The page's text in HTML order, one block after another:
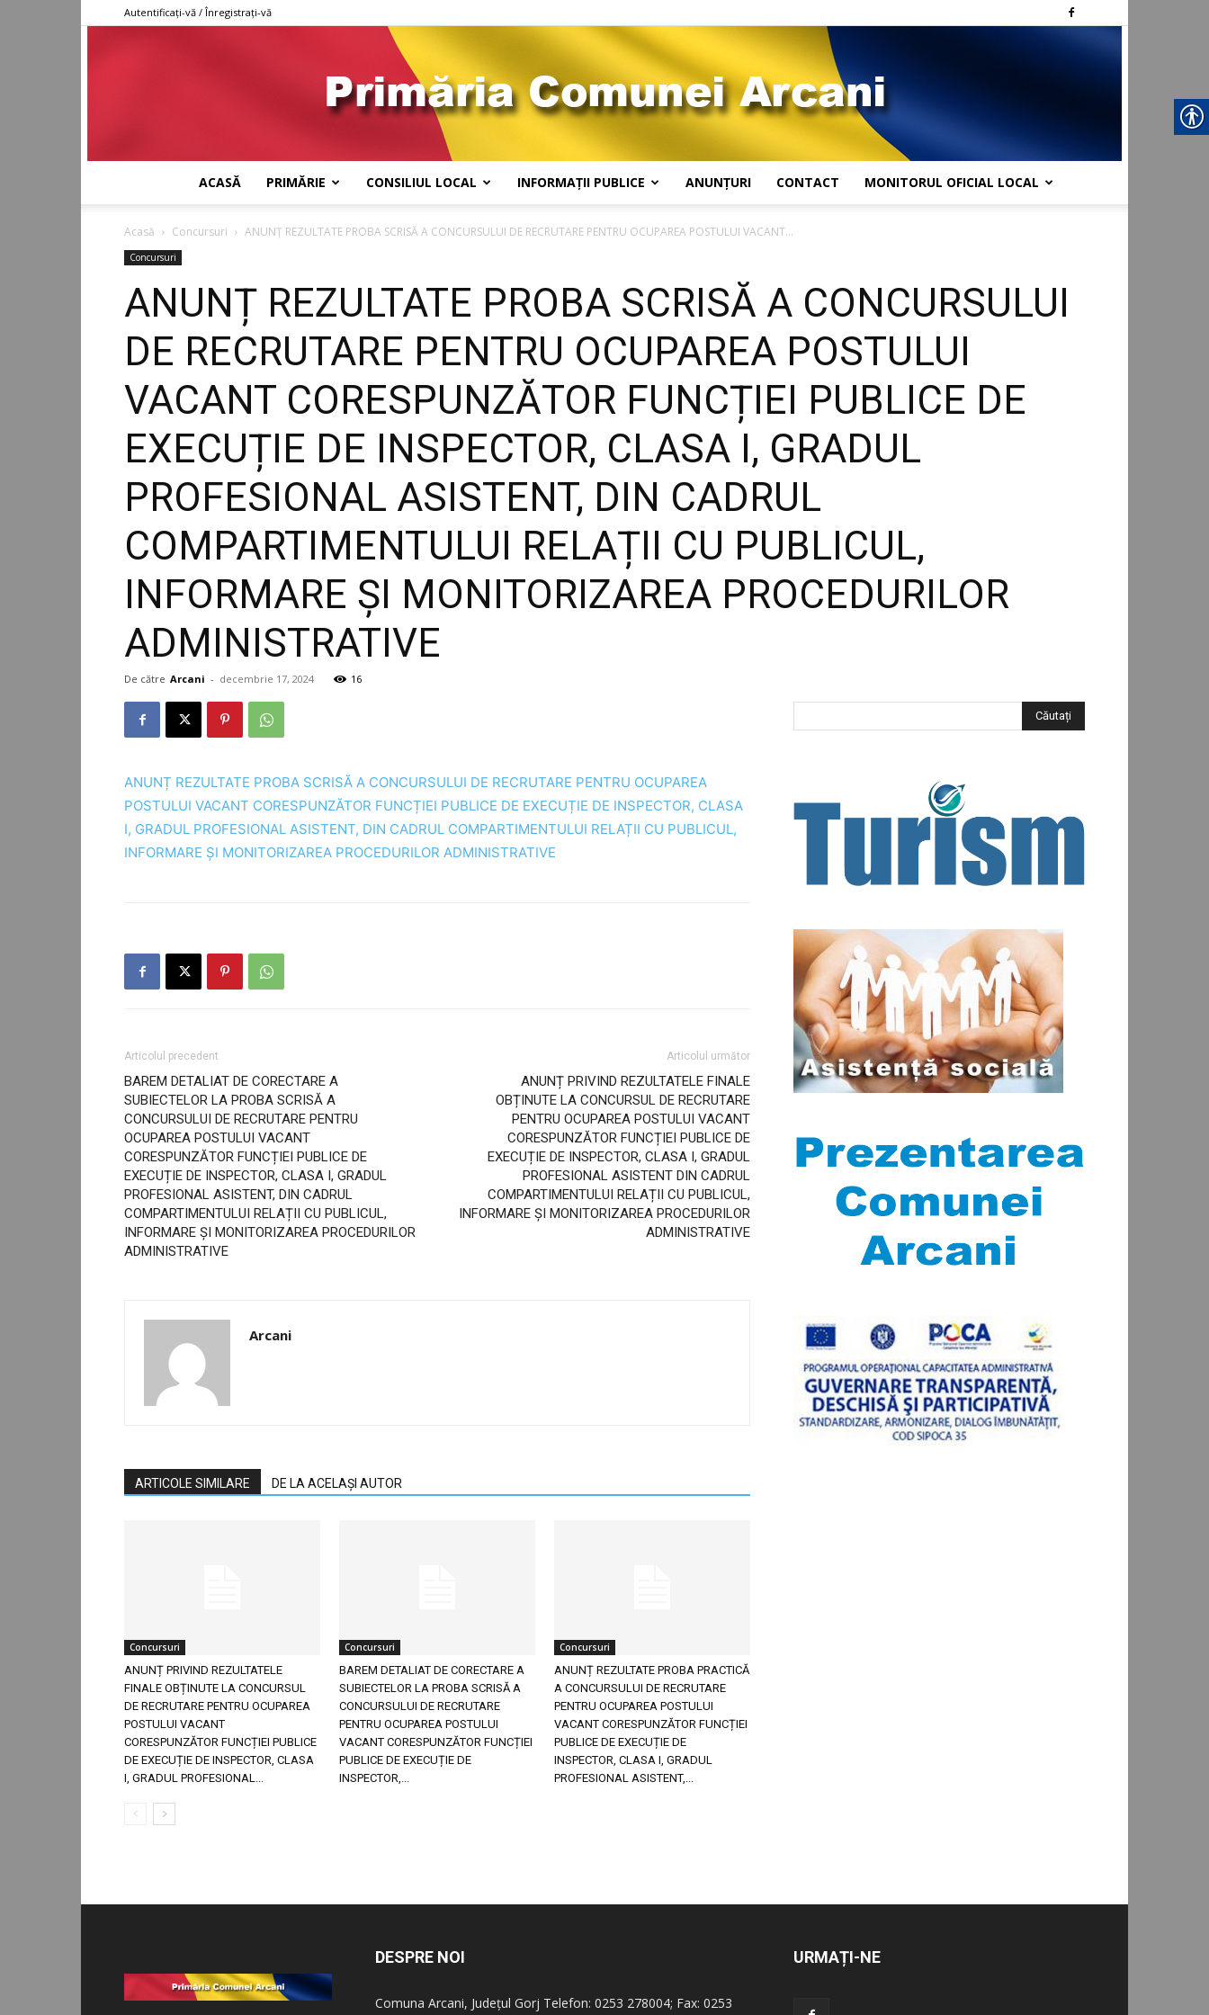
Autentificați-vă / Înregistrați-vă
Arcani
ACASĂ PRIMĂRIE CONSILIUL LOCAL INFORMAȚII PUBLICE ANUNȚURI CONTACT MONITORUL OFICIAL LOCAL
Acasă Concursuri ANUNȚ REZULTATE PROBA SCRISĂ A CONCURSULUI DE RECRUTARE PENTRU OCUPAREA POSTULUI VACANT...
Concursuri
ANUNȚ REZULTATE PROBA SCRISĂ A CONCURSULUI
DE RECRUTARE PENTRU OCUPAREA POSTULUI
VACANT CORESPUNZĂTOR FUNCȚIEI PUBLICE DE
EXECUȚIE DE INSPECTOR, CLASA I, GRADUL
PROFESIONAL ASISTENT, DIN CADRUL
COMPARTIMENTULUI RELAȚII CU PUBLICUL,
INFORMARE ȘI MONITORIZAREA PROCEDURILOR
ADMINISTRATIVE
De către Arcani - decembrie 17, 2024 16
ANUNȚ REZULTATE PROBA SCRISĂ A CONCURSULUI DE RECRUTARE PENTRU OCUPAREA
POSTULUI VACANT CORESPUNZĂTOR FUNCȚIEI PUBLICE DE EXECUȚIE DE INSPECTOR, CLASA
I, GRADUL PROFESIONAL ASISTENT, DIN CADRUL COMPARTIMENTULUI RELAȚII CU PUBLICUL,
INFORMARE ȘI MONITORIZAREA PROCEDURILOR ADMINISTRATIVE
Articolul precedent
BAREM DETALIAT DE CORECTARE A
SUBIECTELOR LA PROBA SCRISĂ A
CONCURSULUI DE RECRUTARE PENTRU
OCUPAREA POSTULUI VACANT
CORESPUNZĂTOR FUNCȚIEI PUBLICE DE
EXECUȚIE DE INSPECTOR, CLASA I, GRADUL
PROFESIONAL ASISTENT, DIN CADRUL
COMPARTIMENTULUI RELAȚII CU PUBLICUL,
INFORMARE ȘI MONITORIZAREA PROCEDURILOR
ADMINISTRATIVE
Articolul următor
ANUNȚ PRIVIND REZULTATELE FINALE
OBȚINUTE LA CONCURSUL DE RECRUTARE
PENTRU OCUPAREA POSTULUI VACANT
CORESPUNZĂTOR FUNCȚIEI PUBLICE DE
EXECUȚIE DE INSPECTOR, CLASA I, GRADUL
PROFESIONAL ASISTENT DIN CADRUL
COMPARTIMENTULUI RELAȚII CU PUBLICUL,
INFORMARE ȘI MONITORIZAREA PROCEDURILOR
ADMINISTRATIVE
Arcani
ARTICOLE SIMILARE DE LA ACELAȘI AUTOR
Concursuri
ANUNȚ PRIVIND REZULTATELE
FINALE OBȚINUTE LA CONCURSUL
DE RECRUTARE PENTRU OCUPAREA
POSTULUI VACANT
CORESPUNZĂTOR FUNCȚIEI PUBLICE
DE EXECUȚIE DE INSPECTOR, CLASA
I, GRADUL PROFESIONAL...
Concursuri
BAREM DETALIAT DE CORECTARE A
SUBIECTELOR LA PROBA SCRISĂ A
CONCURSULUI DE RECRUTARE
PENTRU OCUPAREA POSTULUI
VACANT CORESPUNZĂTOR FUNCȚIEI
PUBLICE DE EXECUȚIE DE
INSPECTOR,...
Concursuri
ANUNȚ REZULTATE PROBA PRACTICĂ
A CONCURSULUI DE RECRUTARE
PENTRU OCUPAREA POSTULUI
VACANT CORESPUNZĂTOR FUNCȚIEI
PUBLICE DE EXECUȚIE DE
INSPECTOR, CLASA I, GRADUL
PROFESIONAL ASISTENT,...
DESPRE NOI
Comuna Arcani, Județul Gorj Telefon: 0253 278004; Fax: 0253
URMAȚI-NE